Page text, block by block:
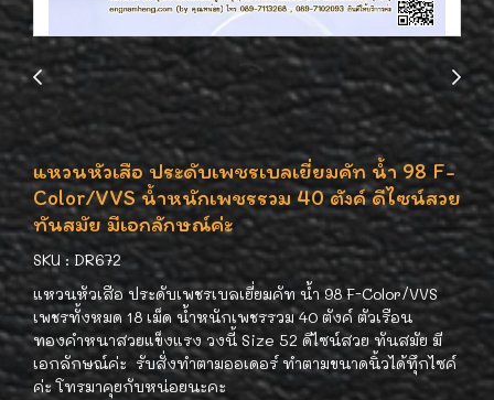
แหวนหัวเสือ ประดับเพชรเบลเยี่ยมคัท น้ำ 98 F-
Color/VVS น้ำหนักเพชรรวม 40 ตังค์ ดีไซน์สวย
ทันสมัย มีเอกลักษณ์ค่ะ
SKU : DR672
แหวนหัวเสือ ประดับเพชรเบลเยี่ยมคัท น้ำ 98 F-Color/VVS
เพชรทั้งหมด 18 เม็ด น้ำหนักเพชรรวม 40 ตังค์ ตัวเรือน
ทองคำหนาสวยแข็งแรง วงนี้ Size 52 ดีไซน์สวย ทันสมัย มี
เอกลักษณ์ค่ะ รับสั่งทำตามออเดอร์ ทำตามขนาดนิ้วได้ทุึกไซค์
ค่ะ โทรมาคุยกับหน่อยนะคะ